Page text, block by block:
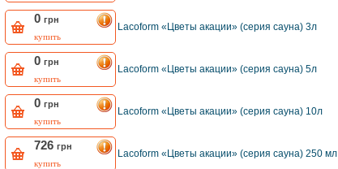
0 грн
купить
Lacoform «Цветы акации» (серия сауна) 3л
0 грн
купить
Lacoform «Цветы акации» (серия сауна) 5л
0 грн
купить
Lacoform «Цветы акации» (серия сауна) 10л
726 грн
купить
Lacoform «Цветы акации» (серия сауна) 250 мл